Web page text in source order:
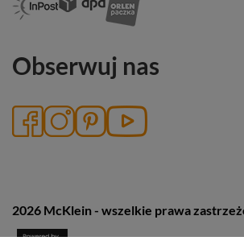
Obserwuj nas
2026 McKlein - wszelkie prawa